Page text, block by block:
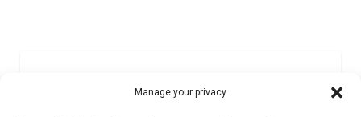
Manage your privacy